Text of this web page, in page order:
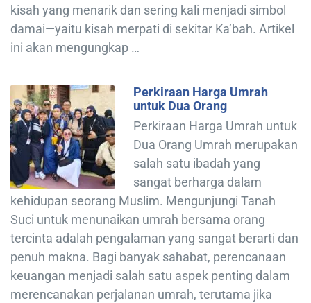
kisah yang menarik dan sering kali menjadi simbol
damai—yaitu kisah merpati di sekitar Ka’bah. Artikel
ini akan mengungkap …
Perkiraan Harga Umrah
untuk Dua Orang
Perkiraan Harga Umrah untuk
Dua Orang Umrah merupakan
salah satu ibadah yang
sangat berharga dalam
kehidupan seorang Muslim. Mengunjungi Tanah
Suci untuk menunaikan umrah bersama orang
tercinta adalah pengalaman yang sangat berarti dan
penuh makna. Bagi banyak sahabat, perencanaan
keuangan menjadi salah satu aspek penting dalam
merencanakan perjalanan umrah, terutama jika